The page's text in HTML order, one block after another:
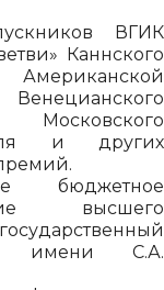
ВГИК
Каннского
Венецианского
и других
бюджетное
высшего
имени С.А.